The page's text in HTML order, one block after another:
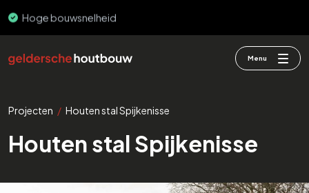
Hoge bouwsnelheid
Menu
Projecten / Houten stal Spijkenisse
Houten stal Spijkenisse